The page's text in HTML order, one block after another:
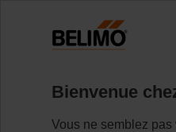
ZZ12-BBienvenue
Vous ne semblez pas